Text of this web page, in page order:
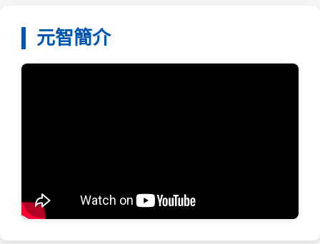
元智簡介